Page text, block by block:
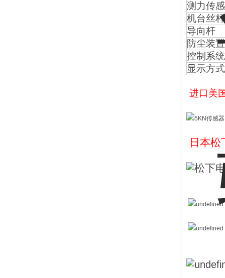
测力传
机台丝杆
导向杆
防尘装置
控制系统
显示方式
进口美
日本